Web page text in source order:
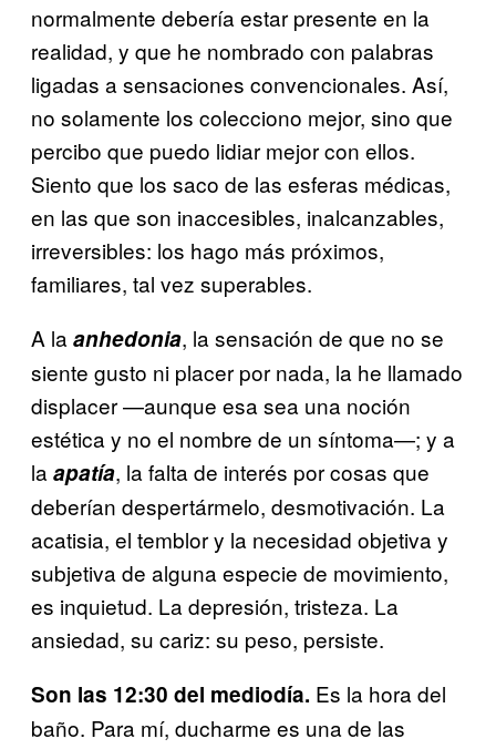
normalmente debería estar presente en la
realidad, y que he nombrado con palabras
ligadas a sensaciones convencionales. Así,
no solamente los colecciono mejor, sino que
percibo que puedo lidiar mejor con ellos.
Siento que los saco de las esferas médicas,
en las que son inaccesibles, inalcanzables,
irreversibles: los hago más próximos,
familiares, tal vez superables.
A la anhedonia, la sensación de que no se
siente gusto ni placer por nada, la he llamado
displacer —aunque esa sea una noción
estética y no el nombre de un síntoma—; y a
la apatía, la falta de interés por cosas que
deberían despertármelo, desmotivación. La
acatisia, el temblor y la necesidad objetiva y
subjetiva de alguna especie de movimiento,
es inquietud. La depresión, tristeza. La
ansiedad, su cariz: su peso, persiste.
Son las 12:30 del mediodía. Es la hora del
baño. Para mí, ducharme es una de las